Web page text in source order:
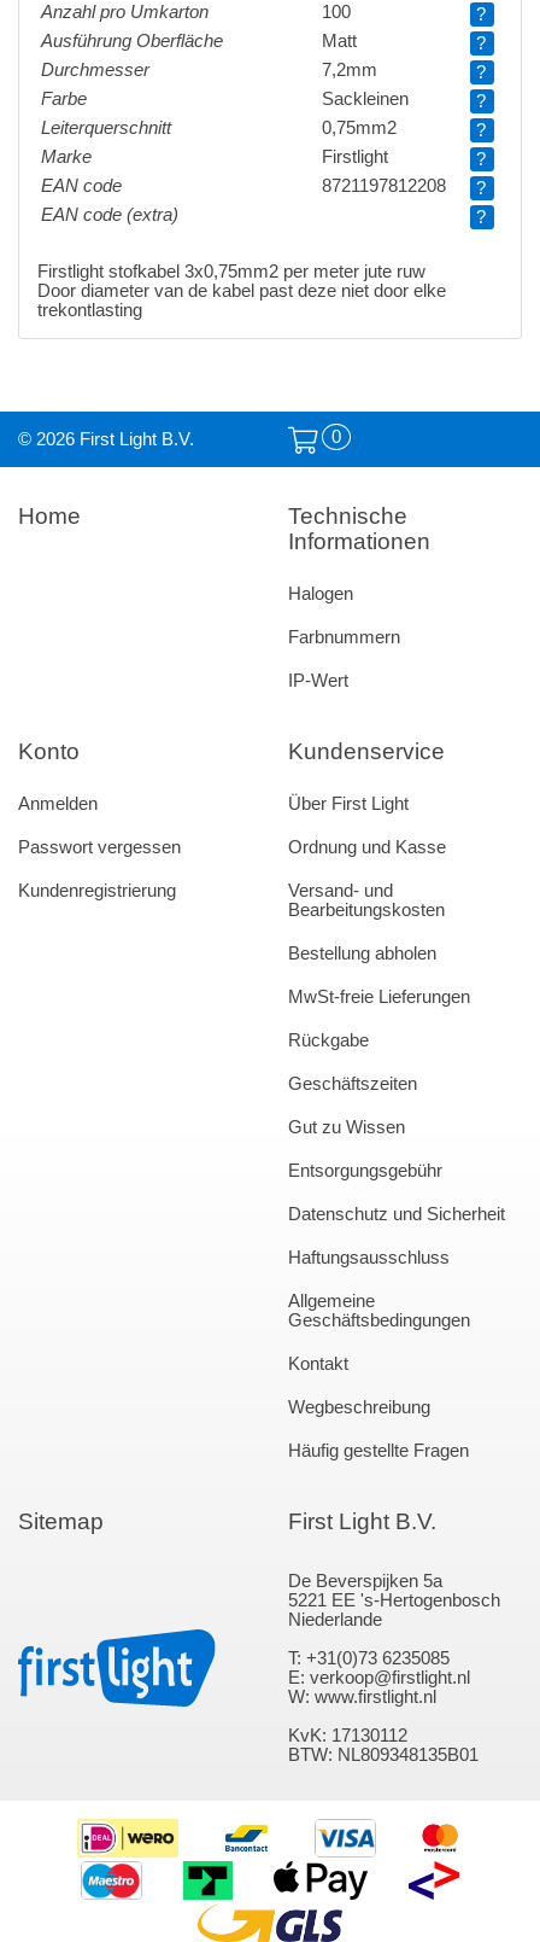
Anzahl pro Umkarton
100
?
Ausführung Oberfläche
Matt
?
Durchmesser
7,2mm
?
Farbe
Sackleinen
?
Leiterquerschnitt
0,75mm2
?
Marke
Firstlight
?
EAN code
8721197812208
?
EAN code (extra)
?
Firstlight stofkabel 3x0,75mm2 per meter jute ruw
Door diameter van de kabel past deze niet door elke
trekontlasting
© 2026 First Light B.V. 0
Home
Kundenservice
Über First Light
Ordnung und Kasse
Versand- und
Bearbeitungskosten
Bestellung abholen
MwSt-freie Lieferungen
Rückgabe
Geschäftszeiten
Gut zu Wissen
Entsorgungsgebühr
Datenschutz und Sicherheit
Haftungsausschluss
Allgemeine
Geschäftsbedingungen
Kontakt
Wegbeschreibung
Häufig gestellte Fragen
Konto
Anmelden
Passwort vergessen
Kundenregistrierung
Technische
Informationen
Halogen
Farbnummern
IP-Wert
Sitemap First Light B.V.
De Beverspijken 5a
5221 EE 's-Hertogenbosch
Niederlande
T: +31(0)73 6235085
E: verkoop@firstlight.nl
W: www.firstlight.nl
KvK: 17130112
BTW: NL809348135B01